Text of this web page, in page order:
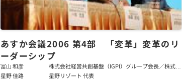
あすか会議2006 第4部 「変革」変革のリ
ーダーシップ
冨山 和彦
株式会社経営共創基盤（IGPI）グループ会長／株式会
日本共創プラットフォーム（JPiX）代表取締役社長
星野 佳路
星野リゾート 代表